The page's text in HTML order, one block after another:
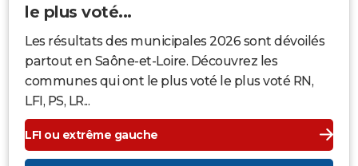
le plus voté...
Les résultats des municipales 2026 sont dévoilés
partout en Saône-et-Loire. Découvrez les
communes qui ont le plus voté le plus voté RN,
LFI, PS, LR...
LFI ou extrême gauche